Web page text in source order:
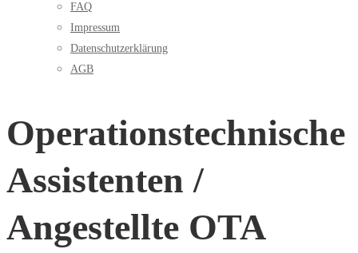
FAQ
Impressum
Datenschutzerklärung
AGB
Operationstechnische
Assistenten /
Angestellte OTA